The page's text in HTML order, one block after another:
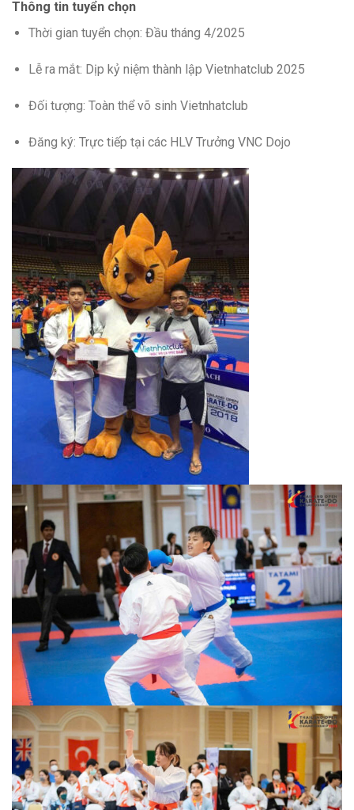
Thông tin tuyển chọn
Thời gian tuyển chọn: Đầu tháng 4/2025
Lễ ra mắt: Dịp kỷ niệm thành lập Vietnhatclub 2025
Đối tượng: Toàn thể võ sinh Vietnhatclub
Đăng ký: Trực tiếp tại các HLV Trưởng VNC Dojo